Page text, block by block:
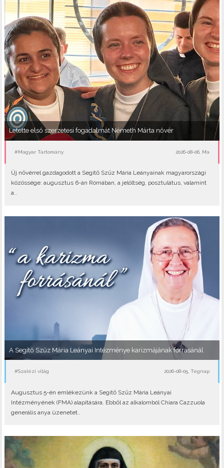
Letette első szerzetesi fogadalmát Németh Márta nővér
#Magyar Tartomány 2026-08-06, Ma
Új nővérrel gazdagodott a Segítő Szűz Mária Leányainak magyarországi
közössége: augusztus 6-án Rómában, a jelöltség, posztulátus, valamint
a..
A Segítő Szűz Mária Leányai Intézménye karizmájának forrásánál
#Szalézi világ 2026-08-05, Tegnap
Augusztus 5-én emlékezünk a Segítő Szűz Mária Leányai
Intézményének (FMA) alapítására. Ebből az alkalomból Chiara Cazzuola
generális anya üzenetet..